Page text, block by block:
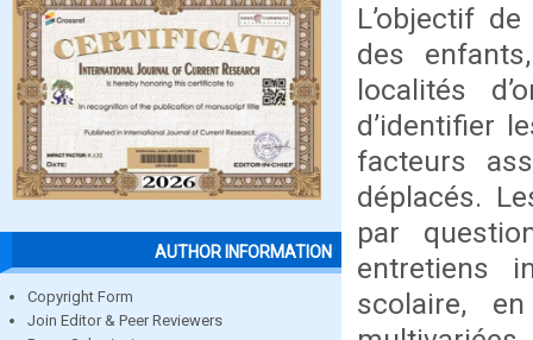
AUTHOR INFORMATION
Copyright Form
Join Editor & Peer Reviewers
L’objectif
des
localités
d’identifier
facteurs
déplacés.
par
entretiens
scolaire,